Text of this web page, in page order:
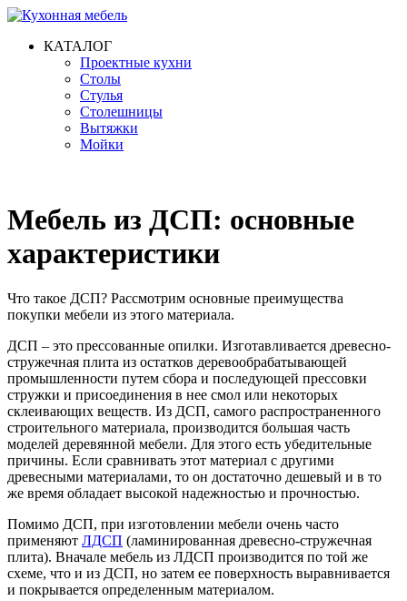
КАТАЛОГ
Проектные кухни
Столы
Стулья
Столешницы
Вытяжки
Мойки
Мебель из ДСП: основные
характеристики
Что такое ДСП? Рассмотрим основные преимущества
покупки мебели из этого материала.
ДСП – это прессованные опилки. Изготавливается древесно-
стружечная плита из остатков деревообрабатывающей
промышленности путем сбора и последующей прессовки
стружки и присоединения в нее смол или некоторых
склеивающих веществ. Из ДСП, самого распространенного
строительного материала, производится большая часть
моделей деревянной мебели. Для этого есть убедительные
причины. Если сравнивать этот материал с другими
древесными материалами, то он достаточно дешевый и в то
же время обладает высокой надежностью и прочностью.
Помимо ДСП, при изготовлении мебели очень часто
применяют ЛДСП (ламинированная древесно-стружечная
плита). Вначале мебель из ЛДСП производится по той же
схеме, что и из ДСП, но затем ее поверхность выравнивается
и покрывается определенным материалом.